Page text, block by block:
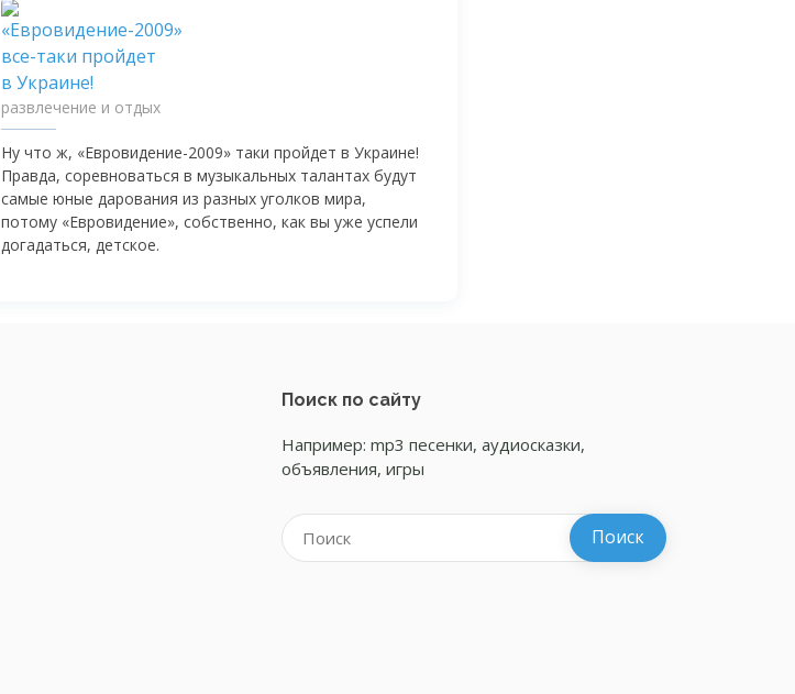
развлечение и отдых
Ну что ж, «Евровидение-2009» таки пройдет в Украине!
Правда, соревноваться в музыкальных талантах будут
самые юные дарования из разных уголков мира,
потому «Евровидение», собственно, как вы уже успели
догадаться, детское.
Поиск по сайту
Например: mp3 песенки, аудиосказки,
объявления, игры